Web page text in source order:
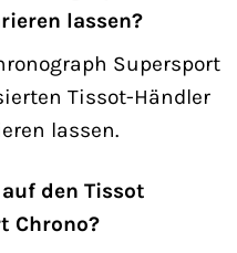
lassen?
Supersport
Tissot-Händler
lassen.
den Tissot
Chrono?